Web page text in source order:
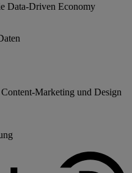
Data-Driven Economy
Marketing und Design